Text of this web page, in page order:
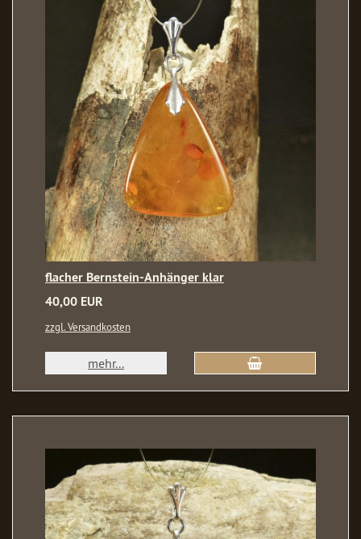
flacher Bernstein-Anhänger klar
40,00 EUR
zzgl. Versandkosten
mehr...